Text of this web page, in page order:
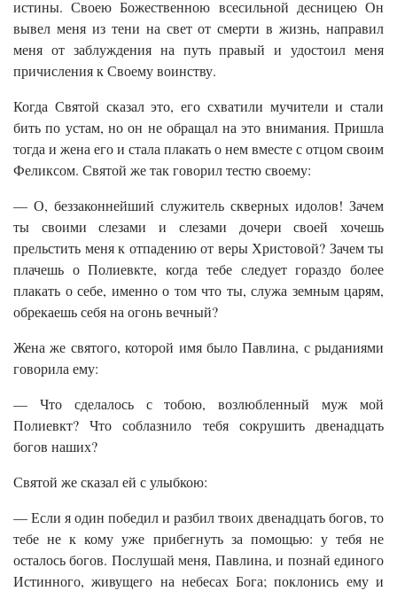
истины. Своею Божественною всесильной десницею Он
вывел меня из тени на свет от смерти в жизнь, направил
меня от заблуждения на путь правый и удостоил меня
причисления к Своему воинству.
Когда Святой сказал это, его схватили мучители и стали
бить по устам, но он не обращал на это внимания. Пришла
тогда и жена его и стала плакать о нем вместе с отцом своим
Феликсом. Святой же так говорил тестю своему:
— О, беззаконнейший служитель скверных идолов! Зачем
ты своими слезами и слезами дочери своей хочешь
прельстить меня к отпадению от веры Христовой? Зачем ты
плачешь о Полиевкте, когда тебе следует гораздо более
плакать о себе, именно о том что ты, служа земным царям,
обрекаешь себя на огонь вечный?
Жена же святого, которой имя было Павлина, с рыданиями
говорила ему:
— Что сделалось с тобою, возлюбленный муж мой
Полиевкт? Что соблазнило тебя сокрушить двенадцать
богов наших?
Святой же сказал ей с улыбкою:
— Если я один победил и разбил твоих двенадцать богов, то
тебе не к кому уже прибегнуть за помощью: у тебя не
осталось богов. Послушай меня, Павлина, и познай единого
Истинного, живущего на небесах Бога; поклонись ему и